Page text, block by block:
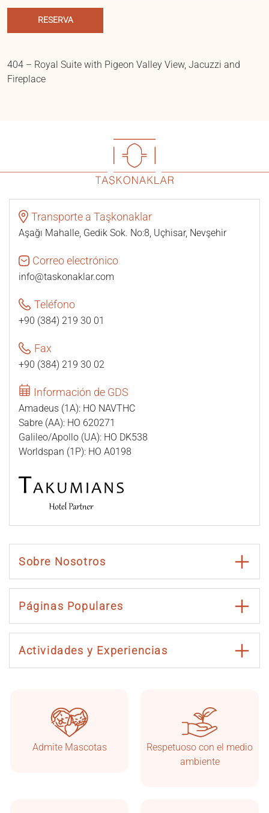
Taşkonaklar
RESERVA
404 – Royal Suite with Pigeon Valley View, Jacuzzi and
Fireplace
Transporte a Taşkonaklar
Aşağı Mahalle, Gedik Sok. No:8, Uçhisar, Nevşehir
Correo electrónico
info@taskonaklar.com
Teléfono
+90 (384) 219 30 01
Fax
+90 (384) 219 30 02
Información de GDS
Amadeus (1A): HO NAVTHC
Sabre (AA): HO 620271
Galileo/Apollo (UA): HO DK538
Worldspan (1P): HO A0198
Sobre Nosotros
Páginas Populares
Actividades y Experiencias
Admite Mascotas
Respetuoso con el medio
ambiente